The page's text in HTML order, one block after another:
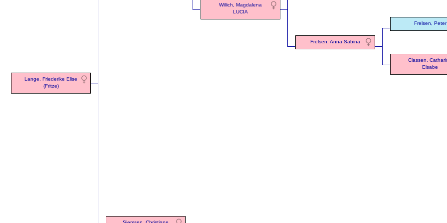
Lange, Friederike Elise
(Fritze)
Willich, Magdalena
LUCIA
Frelsen, Anna Sabina
Frelsen, Peter
Classen,
Elsabe